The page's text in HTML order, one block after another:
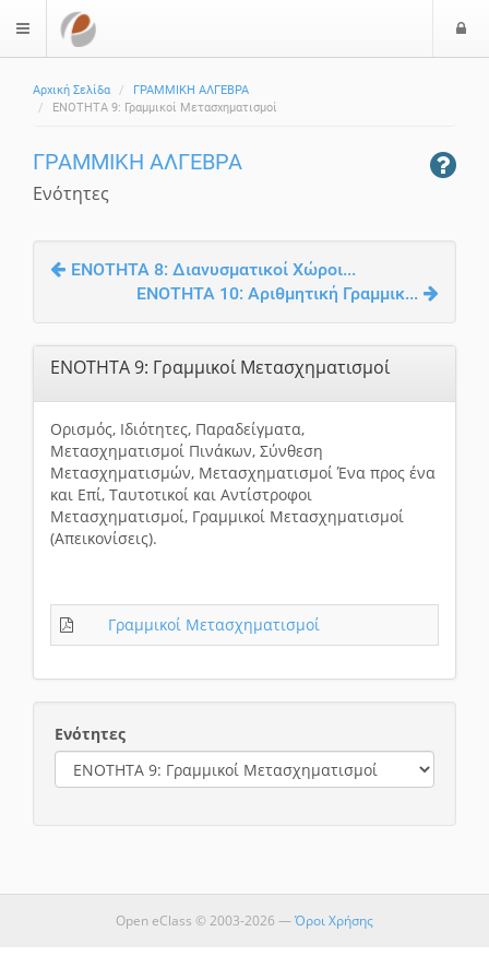
$langMenu
Αρχική Σελίδα
ΓΡΑΜΜΙΚΗ ΑΛΓΕΒΡΑ
ΕΝΟΤΗΤΑ 9: Γραμμικοί Μετασχηματισμοί
ΓΡΑΜΜΙΚΗ ΑΛΓΕΒΡΑ
Ενότητες
ΕΝΟΤΗΤΑ 8: Διανυσματικοί Χώροι...
ΕΝΟΤΗΤΑ 10: Αριθμητική Γραμμικ...
ΕΝΟΤΗΤΑ 9: Γραμμικοί Μετασχηματισμοί
Ορισμός, Ιδιότητες, Παραδείγματα,
Μετασχηματισμοί Πινάκων, Σύνθεση
Μετασχηματισμών, Μετασχηματισμοί Ένα προς ένα
και Επί, Ταυτοτικοί και Αντίστροφοι
Μετασχηματισμοί, Γραμμικοί Μετασχηματισμοί
(Απεικονίσεις).
Γραμμικοί Μετασχηματισμοί
Ενότητες
Open eClass © 2003-2026 —Όροι Χρήσης